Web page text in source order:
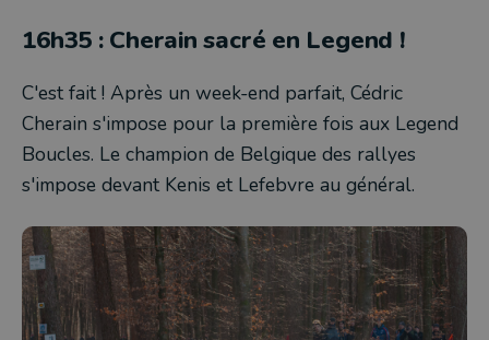
16h35 : Cherain sacré en Legend !
C'est fait ! Après un week-end parfait, Cédric
Cherain s'impose pour la première fois aux Legend
Boucles. Le champion de Belgique des rallyes
s'impose devant Kenis et Lefebvre au général.